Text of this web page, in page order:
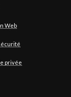
Web
privée